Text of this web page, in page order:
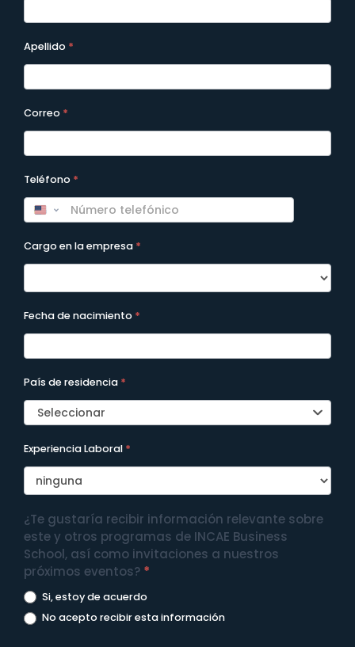
Formulario
Programas
Apellido *
Correo *
Teléfono *
Cargo en la empresa *
Fecha de nacimiento *
País de residencia *
Seleccionar
Experiencia Laboral *
¿Te gustaría recibir información relevante sobre
este y otros programas de INCAE Business
School, así como invitaciones a nuestros
próximos eventos? *
Si, estoy de acuerdo
No acepto recibir esta información